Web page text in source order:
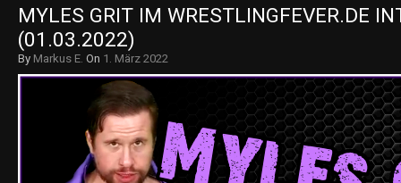
MYLES GRIT IM WRESTLINGFEVER.DE
(01.03.2022)
By Markus E. On 1. März 2022